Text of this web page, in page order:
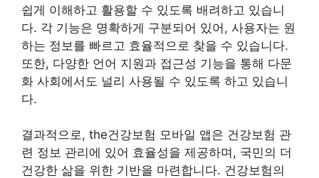
쉽게 이해하고 활용할 수 있도록 배려하고 있습니
다. 각 기능은 명확하게 구분되어 있어, 사용자는 원
하는 정보를 빠르고 효율적으로 찾을 수 있습니다.
또한, 다양한 언어 지원과 접근성 기능을 통해 다문
화 사회에서도 널리 사용될 수 있도록 하고 있습니
다.
결과적으로, the건강보험 모바일 앱은 건강보험 관
련 정보 관리에 있어 효율성을 제공하며, 국민의 더
건강한 삶을 위한 기반을 마련합니다. 건강보험의